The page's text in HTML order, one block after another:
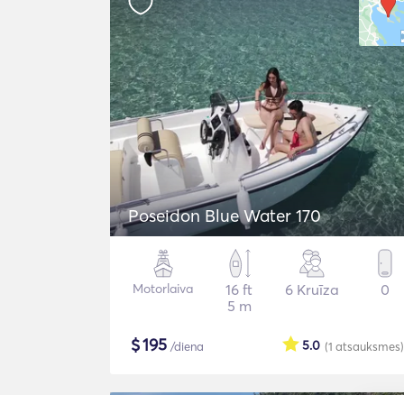
Poseidon Blue Water 170
Motorlaiva
16 ft
5 m
6 Kruīza 0
$195 /diena (1 atsauksmes)
5.0